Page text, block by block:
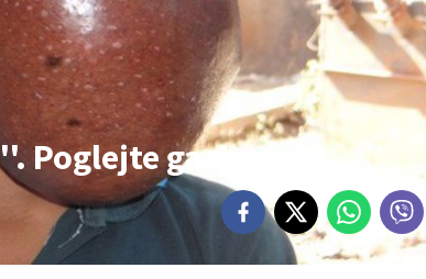
ga danes